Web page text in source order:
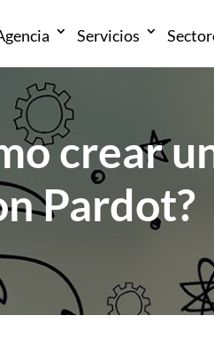
Servicios
crear
Pardot?